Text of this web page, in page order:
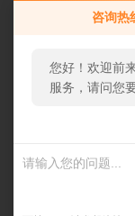
咨询热
您好！欢迎前
服务，请问您
码